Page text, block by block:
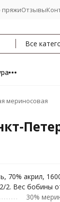
пряжиОтзывы
Все
мериносовая
70% акрил,
2. Вес бобины
30%